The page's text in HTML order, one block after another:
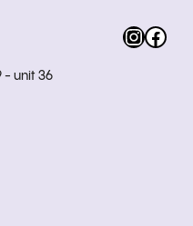
- unit 36